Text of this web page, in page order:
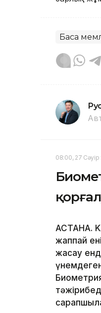
Басқа
08:00, 27 Сәуір
АСТАНА.
жаппай
жасау